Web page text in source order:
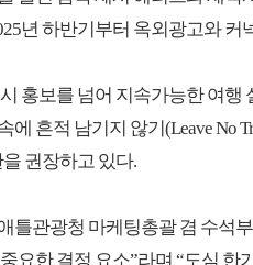
년 하반기부터 옥외광고와
홍보를 넘어 지속가능한 여
에 흔적 남기지 않기(Leave No
권장하고 있다.
틀관광청 마케팅총괄 겸 수석
요한 결정 요소”라며 “도심